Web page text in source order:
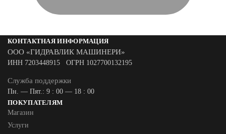
КОНТАКТНАЯ ИНФОРМАЦИЯ
ООО «ГИДРАВЛИК МАШИНЕРИ»
ИНН 7203448915 ОГРН 1027700132195
Служба поддержки
Пн. — Пят.: 9 : 00 — 18 : 00
ПОКУПАТЕЛЯМ
Магазин
Услуги